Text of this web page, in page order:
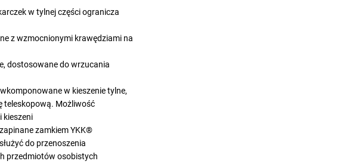
w tylnej części ogranicza
z wzmocnionymi krawędziami na
dostosowane do wrzucania
w kieszenie tylne,
teleskopową. Możliwość
kieszeni
zamkiem YKK®
do przenoszenia
przedmiotów osobistych